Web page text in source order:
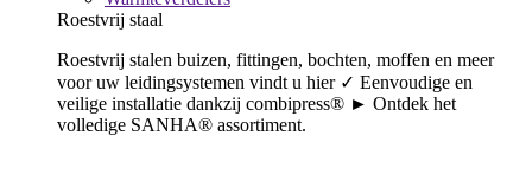
Roestvrij staal
Roestvrij stalen buizen, fittingen, bochten, moffen en meer
voor uw leidingsystemen vindt u hier ✓ Eenvoudige en
veilige installatie dankzij combipress® ► Ontdek het
volledige SANHA® assortiment.